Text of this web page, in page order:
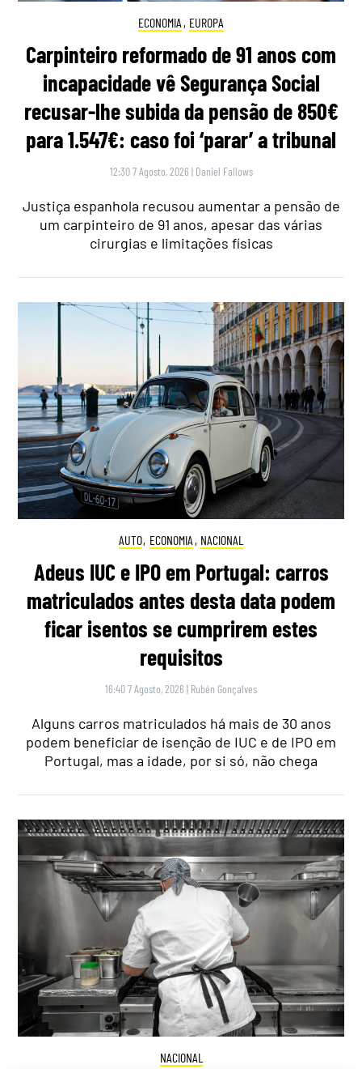
ECONOMIA , EUROPA
Carpinteiro reformado de 91 anos com
incapacidade vê Segurança Social
recusar-lhe subida da pensão de 850€
para 1.547€: caso foi ‘parar’ a tribunal
12:30 7 Agosto, 2026 | Daniel Fallows
Justiça espanhola recusou aumentar a pensão de
um carpinteiro de 91 anos, apesar das várias
cirurgias e limitações físicas
AUTO, ECONOMIA , NACIONAL
Adeus IUC e IPO em Portugal: carros
matriculados antes desta data podem
ficar isentos se cumprirem estes
requisitos
16:40 7 Agosto, 2026 | Rubén Gonçalves
Alguns carros matriculados há mais de 30 anos
podem beneficiar de isenção de IUC e de IPO em
Portugal, mas a idade, por si só, não chega
NACIONAL